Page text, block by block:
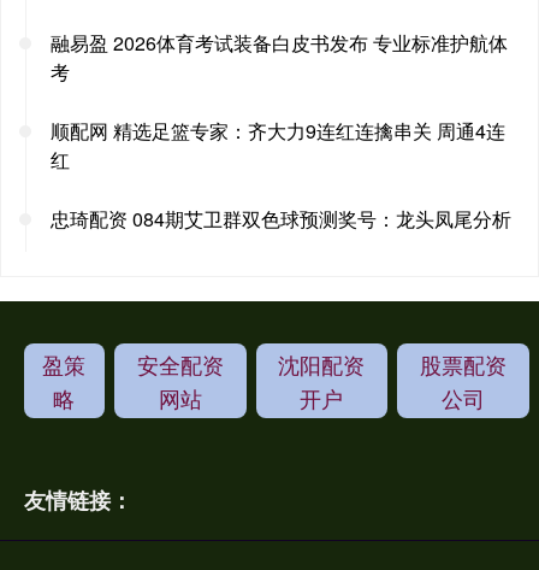
融易盈 2026体育考试装备白皮书发布 专业标准护航体
考
顺配网 精选足篮专家：齐大力9连红连擒串关 周通4连
红
忠琦配资 084期艾卫群双色球预测奖号：龙头凤尾分析
盈策
略
安全配资
网站
沈阳配资
开户
股票配资
公司
友情链接：